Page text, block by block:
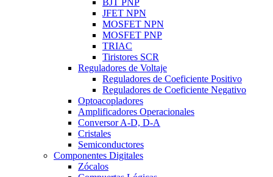
JFET NPN
MOSFET NPN
MOSFET PNP
TRIAC
Tiristores SCR
Reguladores de Voltaje
Reguladores de Coeficiente Positivo
Reguladores de Coeficiente Negativo
Optoacopladores
Amplificadores Operacionales
Conversor A-D, D-A
Cristales
Semiconductores
Componentes Digitales
Zócalos